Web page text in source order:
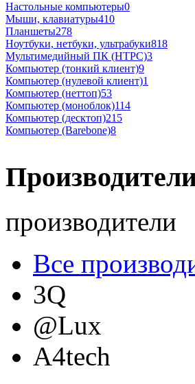
Настольные компьютеры0
Мыши, клавиатуры410
Планшеты278
Ноутбуки, нетбуки, ультрабуки818
Мультимедийный ПК (HTPC)3
Компьютер (тонкий клиент)9
Компьютер (нулевой клиент)1
Компьютер (неттоп)53
Компьютер (моноблок)114
Компьютер (десктоп)215
Компьютер (Barebone)8
производители
Все
3Q
@Lux
A4tech